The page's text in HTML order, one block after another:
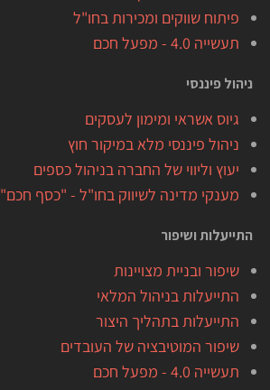
פיתוח שווקים ומכירות בחו"ל
תעשייה 4.0 - מפעל חכם
ניהול פיננסי
גיוס אשראי ומימון לעסקים
ניהול פיננסי מלא במיקור חוץ
יעוץ וליווי של החברה בניהול כספים
מענקי מדינה לשיווק בחו"ל - "כסף חכם"
התייעלות ושיפור
שיפור ובניית מצויינות
התייעלות בניהול המלאי
התייעלות בתהליך היצור
שיפור המוטיבציה של העובדים
תעשייה 4.0 - מפעל חכם